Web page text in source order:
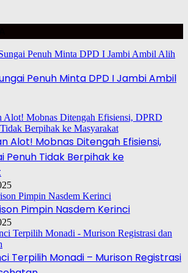
Penuh Minta DPD I Jambi Ambil
Alot! Mobnas Ditengah Efisiensi,
Penuh Tidak Berpihak ke
Pimpin Nasdem Kerinci
Terpilih Monadi – Murison Registrasi